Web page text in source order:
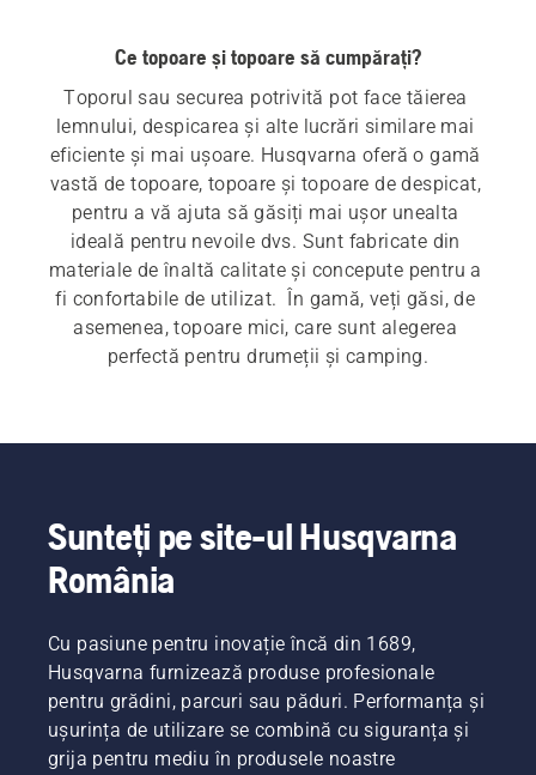
Ce topoare și topoare să cumpărați?
Toporul sau securea potrivită pot face tăierea
lemnului, despicarea și alte lucrări similare mai
eficiente și mai ușoare. Husqvarna oferă o gamă
vastă de topoare, topoare și topoare de despicat,
pentru a vă ajuta să găsiți mai ușor unealta
ideală pentru nevoile dvs. Sunt fabricate din
materiale de înaltă calitate și concepute pentru a
fi confortabile de utilizat.  În gamă, veți găsi, de
asemenea, topoare mici, care sunt alegerea
perfectă pentru drumeții și camping.
Sunteți pe site-ul Husqvarna
România
Cu pasiune pentru inovație încă din 1689,
Husqvarna furnizează produse profesionale
pentru grădini, parcuri sau păduri. Performanța și
ușurința de utilizare se combină cu siguranța și
grija pentru mediu în produsele noastre